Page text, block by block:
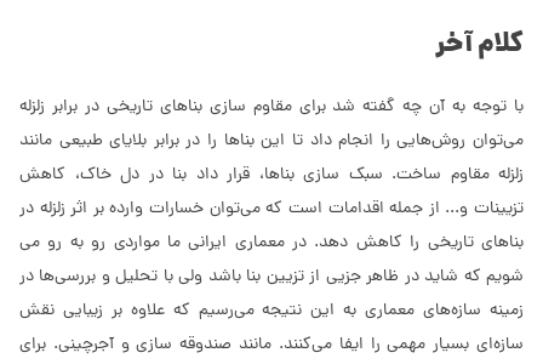
کلام آخر
با توجه به آن چه گفته شد برای مقاوم سازی بناهای تاریخی در برابر زلزله
می‌توان روش‌هایی را انجام داد تا این بناها را در برابر بلایای طبیعی مانند
زلزله مقاوم ساخت. سبک سازی بناها، قرار داد بنا در دل خاک، کاهش
تزیینات و... از جمله اقدامات است که می‌توان خسارات وارده بر اثر زلزله در
بناهای تاریخی را کاهش دهد. در معماری ایرانی ما مواردی رو به رو می
شویم که شاید در ظاهر جزیی از تزیین بنا باشد ولی با تحلیل و بررسی‌ها در
زمینه سازه‌های معماری به این نتیجه می‌رسیم که علاوه بر زیبایی نقش
سازه‌ای بسیار مهمی را ایفا می‌کنند. مانند صندوقه سازی و آجرچینی. برای